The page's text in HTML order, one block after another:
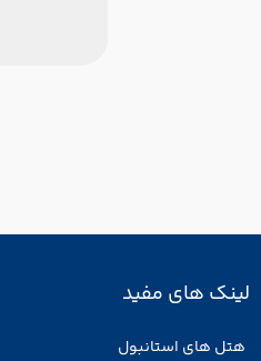
لینک های مفید
هتل های استانبول